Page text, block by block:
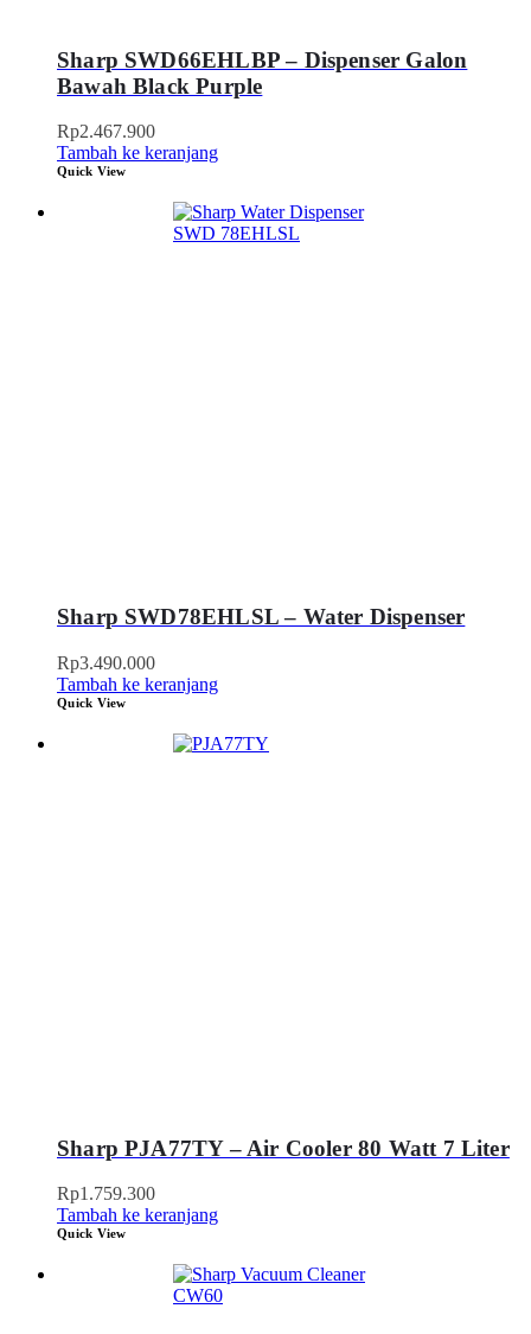
Sharp SWD66EHLBP – Dispenser Galon
Bawah Black Purple
Rp2.467.900
Tambah ke keranjang
Quick View
Sharp SWD78EHLSL – Water Dispenser
Rp3.490.000
Tambah ke keranjang
Quick View
Sharp PJA77TY – Air Cooler 80 Watt 7 Liter
Rp1.759.300
Tambah ke keranjang
Quick View